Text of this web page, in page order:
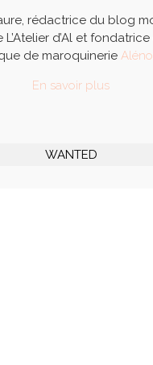
rédactrice du blog
L’Atelier d’Al et
de maroquinerie
En savoir plus
WANTED